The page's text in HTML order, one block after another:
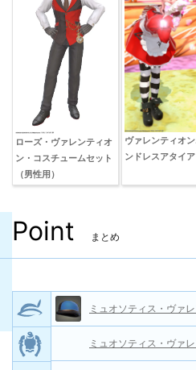
ローズ・ヴァレンティオ
ン・コスチュームセット
（男性用）
ヴァレンティオ
ンドレスアタイア
Point まとめ
ミュオソティス・ヴァ
ミュオソティス・ヴァ